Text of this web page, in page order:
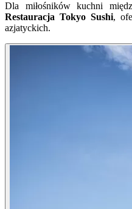
Dla miłośników kuchni
Restauracja Tokyo Sushi,
azjatyckich.